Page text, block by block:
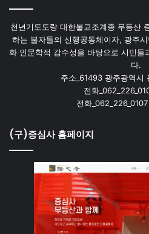
천년기도도량 대한불교조계종 무등산
하는 불자들의 신행공동체이자, 광주
화 인문학적 감수성을 바탕으로 시민들
다.
주소_61493 광주광역시
전화
전화
(구)증심사 홈페이지